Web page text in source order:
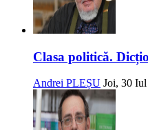
Clasa politică.
Andrei PLEȘU Joi, 30 Iul